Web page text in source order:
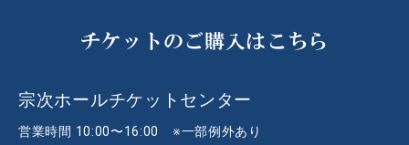
チケットのご購入はこちら
宗次ホールチケットセンター
営業時間 10:00〜16:00 ※一部例外あり